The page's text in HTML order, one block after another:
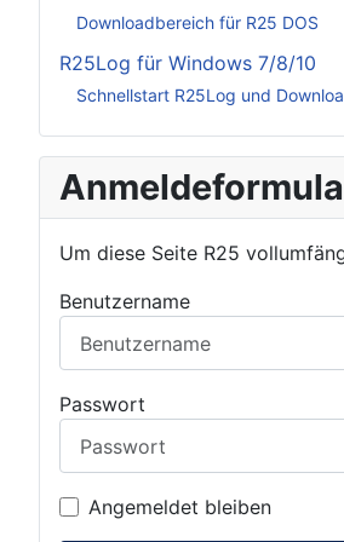
Downloadbereich für R25 DOS
R25Log für Windows 7/8/10
Schnellstart R25Log und
Um diese Seite R25
Benutzername
Passwort
Angemeldet bleiben